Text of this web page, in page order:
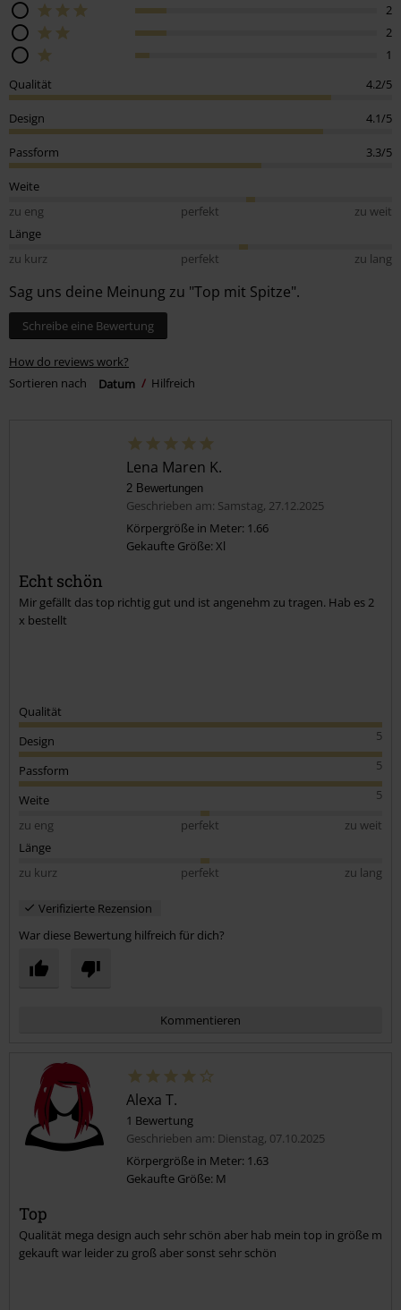
2
2
1
Qualität
4.2/5
Design 4.1/5
Passform 3.3/5
Weite
zu eng
perfekt
zu weit
Länge
zu kurz
perfekt zu lang
Sag uns deine Meinung zu "Top mit Spitze".
Schreibe eine Bewertung
How do reviews work?
Sortieren nach
Datum Hilfreich
Lena Maren K.
2 Bewertungen
Geschrieben am: Samstag, 27.12.2025
Körpergröße in Meter: 1.66
Gekaufte Größe: Xl
Echt schön
Mir gefällt das top richtig gut und ist angenehm zu tragen. Hab es 2
x bestellt
Qualität
5
Design
5
Passform
5
Weite
zu eng
perfekt
zu weit
Länge
zu kurz
perfekt zu lang
Verifizierte Rezension
War diese Bewertung hilfreich für dich?
Kommentieren
Alexa T.
1 Bewertung
Geschrieben am: Dienstag, 07.10.2025
Körpergröße in Meter: 1.63
Gekaufte Größe: M
Top
Qualität mega design auch sehr schön aber hab mein top in größe m
gekauft war leider zu groß aber sonst sehr schön